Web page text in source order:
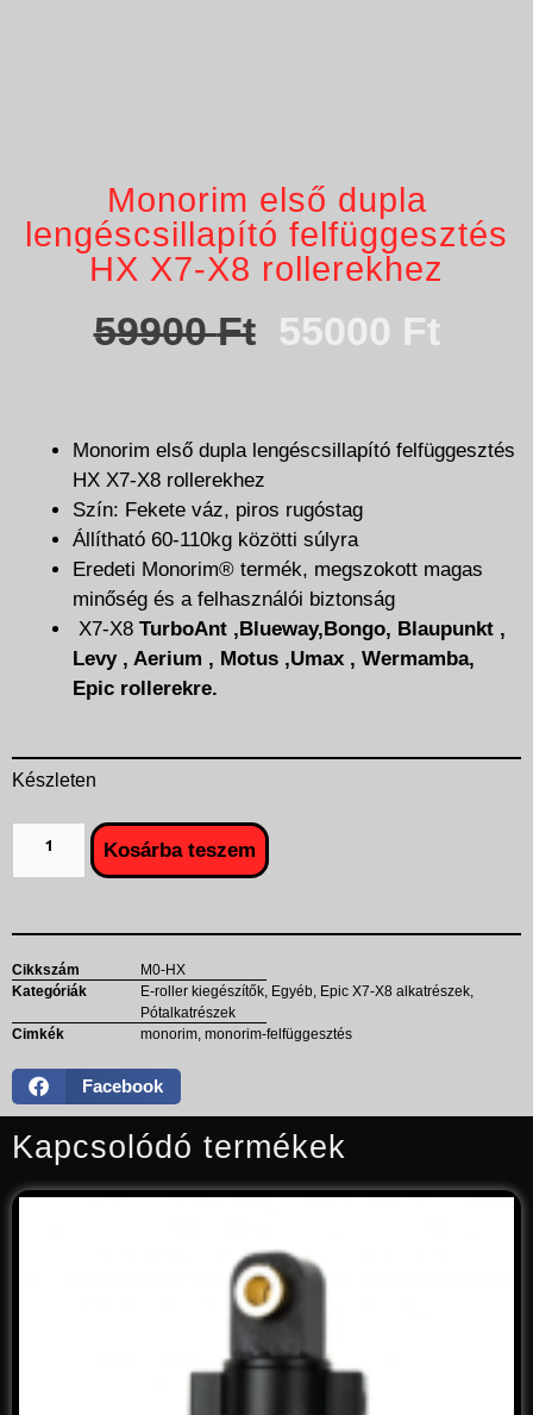
Monorim első dupla
lengéscsillapító felfüggesztés
HX X7-X8 rollerekhez
59900Ft 55000 Ft
Monorim első dupla lengéscsillapító felfüggesztés
HX X7-X8 rollerekhez
Szín: Fekete váz, piros rugóstag
Állítható 60-110kg közötti súlyra
Eredeti Monorim® termék, megszokott magas
minőség és a felhasználói biztonság
X7-X8 TurboAnt ,Blueway,Bongo, Blaupunkt ,
Levy , Aerium , Motus ,Umax , Wermamba,
Epic rollerekre.
Készleten
Kosárba teszem
Cikkszám
M0-HX
Kategóriák
E-roller kiegészítők, Egyéb, Epic X7-X8 alkatrészek,
Pótalkatrészek
Cimkék
monorim, monorim-felfüggesztés
Facebook
Kapcsolódó termékek